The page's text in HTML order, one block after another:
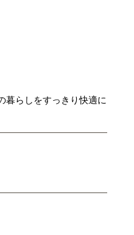
暮らしをすっきり快適に